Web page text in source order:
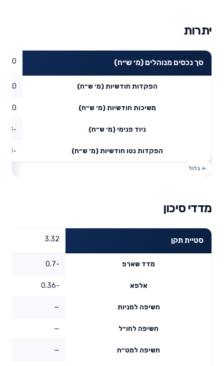
יתרות
סך נכסים מנוהלים (מ׳ ש״ח) 0
הפקדות חודשיות (מ׳ ש״ח) 0
משיכות חודשיות (מ׳ ש״ח) 0
ניוד פנימי (מ׳ ש״ח) -118.08
הפקדות נטו חודשיות (מ׳ ש״ח) -118.08
מדדי סיכון
סטיית תקן 3.32
מדד שארפ -0.7
אלפא -0.36
חשיפה למניות —
חשיפה לחו״ל —
חשיפה למט״ח —